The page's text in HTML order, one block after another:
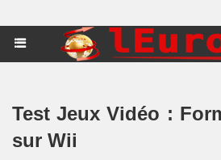
Test Jeux Vidéo :
sur Wii